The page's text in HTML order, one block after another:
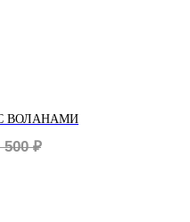
ВОЛАНАМИ
500 ₽